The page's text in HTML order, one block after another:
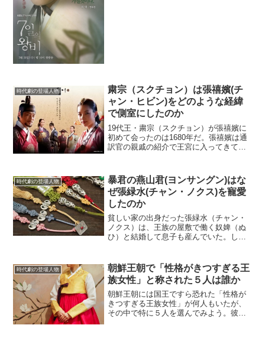
時代劇の登場人物
粛宗（スクチョン）は張禧嬪(チ
ャン・ヒビン)をどのような経緯
で側室にしたのか
19代王・粛宗（スクチョン）が張禧嬪に
初めて会ったのは1680年だ。張禧嬪は通
訳官の親戚の紹介で王宮に入ってきて女
に入った。朝鮮王朝三大悪女（張緑水、
鄭蘭貞、張禧嬪）の...
時代劇の登場人物
暴君の燕山君(ヨンサングン)はな
ぜ張緑水(チャン・ノクス)を寵愛
したのか
貧しい家の出身だった張緑水（チャン・
ノクス）は、王族の屋敷で働く奴婢（ぬ
ひ）と結婚して息子も産んでいた。しか
う自らの欲望を叶えるためだった。
(adsbygoogle =...
時代劇の登場人物
朝鮮王朝で「性格がきつすぎる王
族女性」と称された５人は誰か
朝鮮王朝には国王ですら恐れた「性格が
きつすぎる王族女性」が何人もいたが、
その中で特に５人を選んでみよう。彼女